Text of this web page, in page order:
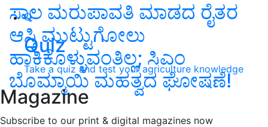
Quiz
Take a quiz and test your agriculture knowledge
Magazine
Subscribe to our print & digital magazines now
ಸಾಲ ಮರುಪಾವತಿ ಮಾಡದ ರೈತರ
ಆಸ್ತಿ ಮುಟ್ಟುಗೋಲು
ಹಾಕಿಕೊಳ್ಳುವಂತಿಲ್ಲ; ಸಿಎಂ
ಬೊಮ್ಮಾಯಿ ಮಹತ್ವದ ಘೋಷಣೆ!